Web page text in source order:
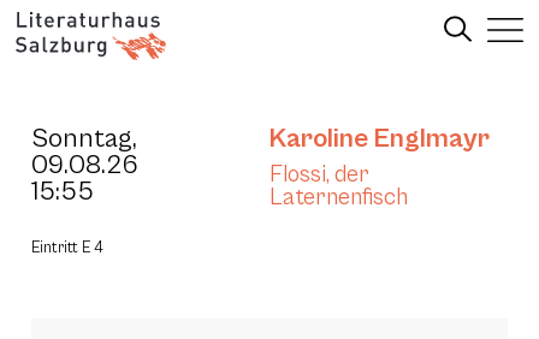
Sonntag,
09.08.26
15:55
Karoline Englmayr
Flossi, der
Laternenfisch
Eintritt E 4